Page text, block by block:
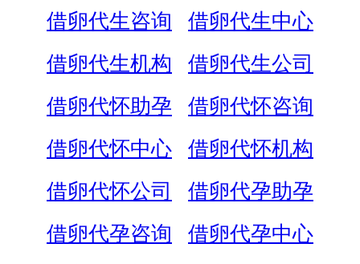
借卵代生咨询
借卵代生中心
借卵代生机构
借卵代生公司
借卵代怀助孕
借卵代怀咨询
借卵代怀中心
借卵代怀机构
借卵代怀公司
借卵代孕助孕
借卵代孕咨询
借卵代孕中心